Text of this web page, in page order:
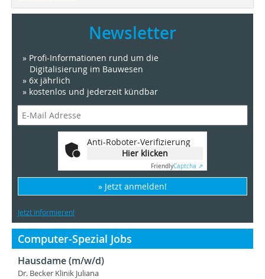
Newsletter
» Profi-Informationen rund um die
Digitalisierung im Bauwesen
» 6x jährlich
» kostenlos und jederzeit kündbar
Anti-Roboter-Verifizierung
Hier klicken
FriendlyCaptcha ⇗
» Jetzt anmelden!
Jetzt informieren!
Computer-Spezial Jobs
Hausdame (m/w/d)
Dr. Becker Klinik Juliana